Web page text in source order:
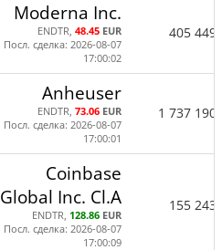
Moderna Inc.
ENDTR, 48.45 EUR
Посл. сделка: 2026-08-07
17:00:02
405 449
Anheuser
ENDTR, 73.06 EUR
Посл. сделка: 2026-08-07
17:00:01
1 737 190
Coinbase
Global Inc. Cl.A
ENDTR, 128.86 EUR
Посл. сделка: 2026-08-07
17:00:09
155 243